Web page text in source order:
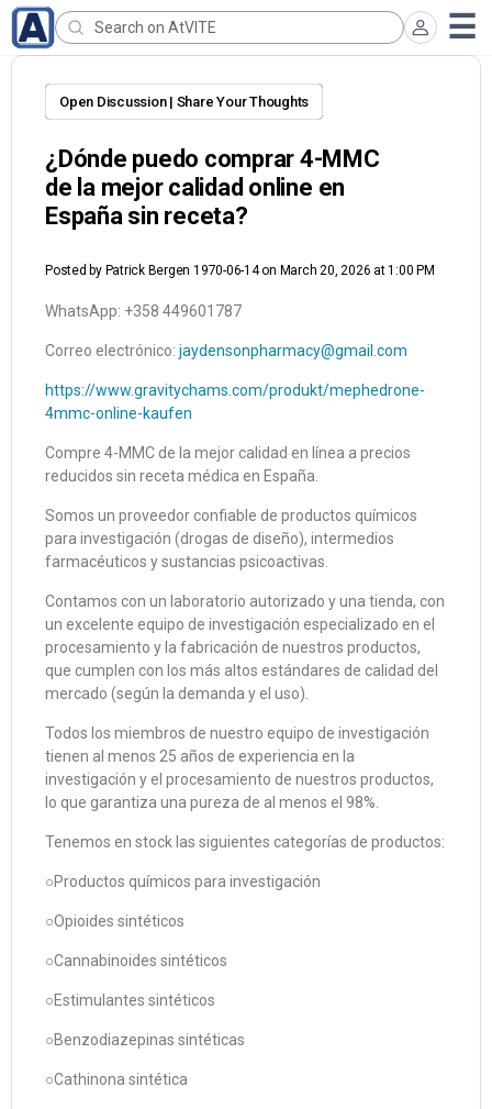
Open Discussion | Share Your Thoughts
¿Dónde puedo comprar 4-MMC
de la mejor calidad online en
España sin receta?
Posted by Patrick Bergen 1970-06-14on March 20, 2026 at 1:00 PM
WhatsApp: +358 449601787
Correo electrónico: jaydensonpharmacy@gmail.com
https://www.gravitychams.com/produkt/mephedrone-
4mmc-online-kaufen
Compre 4-MMC de la mejor calidad en línea a precios
reducidos sin receta médica en España.
Somos un proveedor confiable de productos químicos
para investigación (drogas de diseño), intermedios
farmacéuticos y sustancias psicoactivas.
Contamos con un laboratorio autorizado y una tienda, con
un excelente equipo de investigación especializado en el
procesamiento y la fabricación de nuestros productos,
que cumplen con los más altos estándares de calidad del
mercado (según la demanda y el uso).
Todos los miembros de nuestro equipo de investigación
tienen al menos 25 años de experiencia en la
investigación y el procesamiento de nuestros productos,
lo que garantiza una pureza de al menos el 98%.
Tenemos en stock las siguientes categorías de productos:
○Productos químicos para investigación
○Opioides sintéticos
○Cannabinoides sintéticos
○Estimulantes sintéticos
○Benzodiazepinas sintéticas
○Cathinona sintética